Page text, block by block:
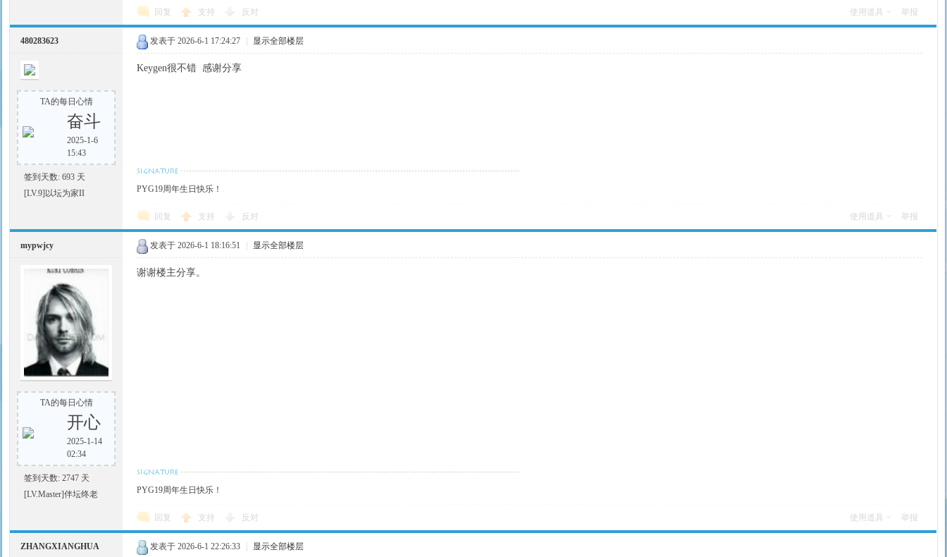
回复 支持 反对 使用道具 举报
480283623
TA的每日心情
奋斗
2025-1-6
15:43
签到天数: 693 天
[LV.9]以坛为家II
发表于 2026-6-1 17:24:27 显示全部楼层
Keygen很不错 感谢分享
PYG19周年生日快乐！
回复 支持 反对 使用道具 举报
mypwjcy
TA的每日心情
开心
2025-1-14
02:34
签到天数: 2747 天
[LV.Master]伴坛终老
发表于 2026-6-1 18:16:51 显示全部楼层
谢谢楼主分享。
PYG19周年生日快乐！
回复 支持 反对 使用道具 举报
ZHANGXIANGHUA 发表于 2026-6-1 22:26:33 显示全部楼层